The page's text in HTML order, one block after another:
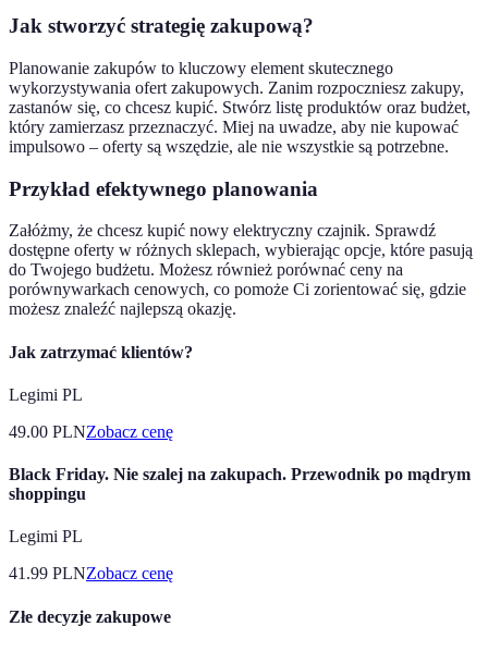
Jak stworzyć strategię zakupową?
Planowanie zakupów to kluczowy element skutecznego
wykorzystywania ofert zakupowych. Zanim rozpoczniesz zakupy,
zastanów się, co chcesz kupić. Stwórz listę produktów oraz budżet,
który zamierzasz przeznaczyć. Miej na uwadze, aby nie kupować
impulsowo – oferty są wszędzie, ale nie wszystkie są potrzebne.
Przykład efektywnego planowania
Załóżmy, że chcesz kupić nowy elektryczny czajnik. Sprawdź
dostępne oferty w różnych sklepach, wybierając opcje, które pasują
do Twojego budżetu. Możesz również porównać ceny na
porównywarkach cenowych, co pomoże Ci zorientować się, gdzie
możesz znaleźć najlepszą okazję.
Jak zatrzymać klientów?
Legimi PL
49.00 PLNZobacz cenę
Black Friday. Nie szalej na zakupach. Przewodnik po mądrym
shoppingu
Legimi PL
41.99 PLNZobacz cenę
Złe decyzje zakupowe